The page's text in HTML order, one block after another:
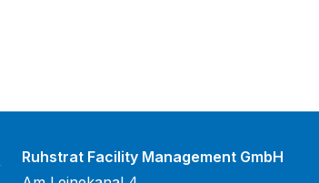
Ruhstrat Facility Management GmbH